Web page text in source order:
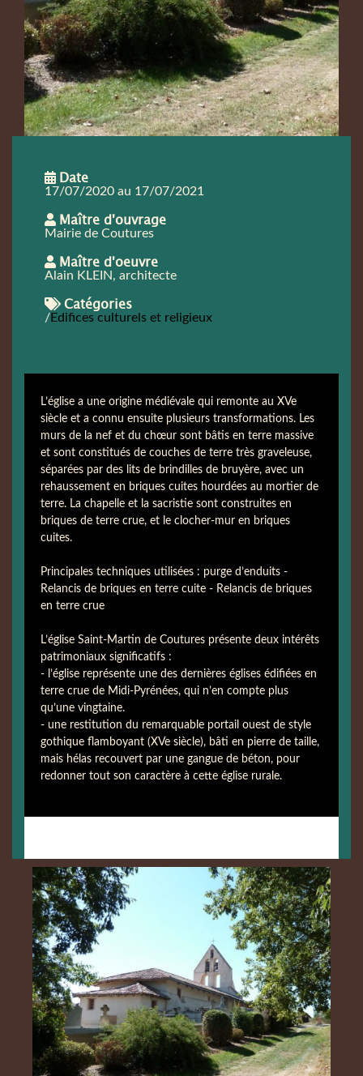
Date
17/07/2020 au 17/07/2021
Maître d'ouvrage
Mairie de Coutures
Maître d'oeuvre
Alain KLEIN, architecte
Catégories
Edifices culturels et religieux
L’église a une origine médiévale qui remonte au XVe
siècle et a connu ensuite plusieurs transformations. Les
murs de la nef et du chœur sont bâtis en terre massive
et sont constitués de couches de terre très graveleuse,
séparées par des lits de brindilles de bruyère, avec un
rehaussement en briques cuites hourdées au mortier de
terre. La chapelle et la sacristie sont construites en
briques de terre crue, et le clocher-mur en briques
cuites.
Principales techniques utilisées : purge d’enduits -
Relancis de briques en terre cuite - Relancis de briques
en terre crue
L’église Saint-Martin de Coutures présente deux intérêts
patrimoniaux significatifs :
- l’église représente une des dernières églises édifiées en
terre crue de Midi-Pyrénées, qui n’en compte plus
qu’une vingtaine.
- une restitution du remarquable portail ouest de style
gothique flamboyant (XVe siècle), bâti en pierre de taille,
mais hélas recouvert par une gangue de béton, pour
redonner tout son caractère à cette église rurale.